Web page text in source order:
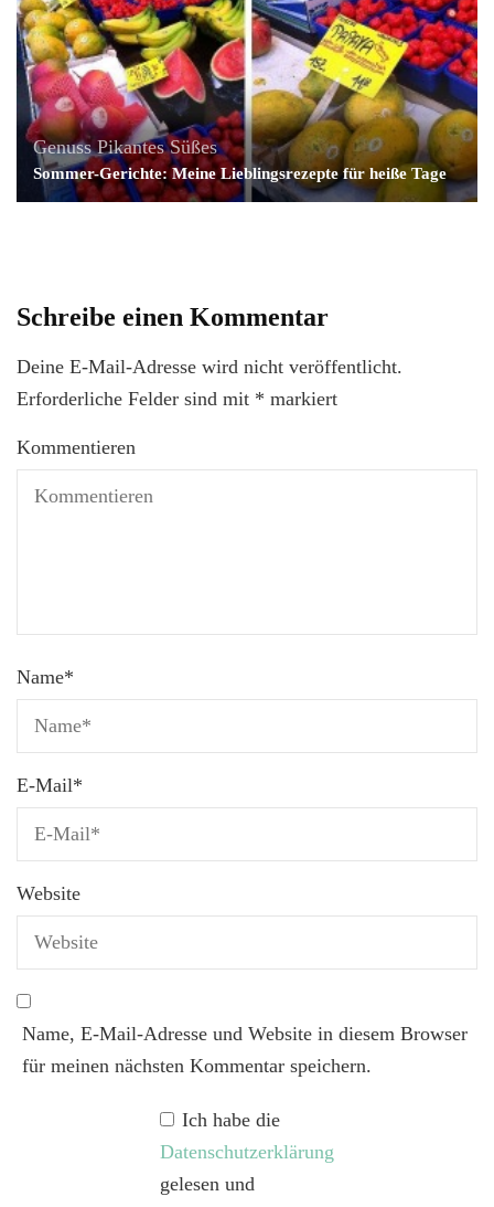
Genuss Pikantes Süßes
Sommer-Gerichte: Meine Lieblingsrezepte für heiße Tage
Schreibe einen Kommentar
Deine E-Mail-Adresse wird nicht veröffentlicht.
Erforderliche Felder sind mit * markiert
Kommentieren
Name*
E-Mail*
Website
Name, E-Mail-Adresse und Website in diesem Browser
für meinen nächsten Kommentar speichern.
Ich habe die
Datenschutzerklärung
gelesen und